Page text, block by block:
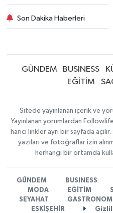
Son Dakika Haberleri
GÜNDEM BUSINESS
EĞİTİM
Sitede yayınlanan içerik ve
Yayınlanan yorumlardan
harici linkler ayrı bir sayfada
yazıları ve fotoğraflar izin
herhangi bir ortamda
GÜNDEM BUSINESS
MODA
EĞİTİM
SEYAHAT
GASTRONOMİ
ESKİŞEHİR